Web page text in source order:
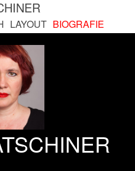
LAYOUT BIOGRAFIE